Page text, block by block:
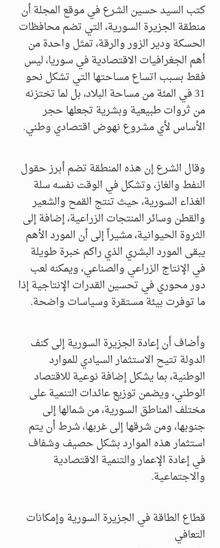
كتب السيد حسين الشرع في موقع المجلة أن
منطقة الجزيرة السورية، التي تضم محافظات
الحسكة ودير الزور والرقة، تمثل واحدة من
أهم الجغرافيات الاقتصادية في سوريا، ليس
فقط بسبب اتساع مساحتها التي تشكل نحو
31 في المئة من مساحة البلاد، بل لما تختزنه
من ثروات طبيعية وبشرية تجعلها حجر
الأساس لأي مشروع نهوض اقتصادي وطني.
وقال الشرع إن هذه المنطقة تضم أبرز حقول
النفط والغاز، وتشكل في الوقت نفسه سلة
الغذاء السورية، حيث تنتج القمح والشعير
والقطن وسائر المنتجات الزراعية، إضافة إلى
الثروة الحيوانية، مشيراً إلى أن المورد الأهم
يبقى المورد البشري الذي راكم خبرة طويلة
في الإنتاج الزراعي والصناعي، ويمكنه لعب
دور محوري في تحسين القدرات الإنتاجية إذا
ما توفرت بيئة مستقرة وسياسات واضحة.
وأضاف أن إعادة الجزيرة السورية إلى كنف
الدولة تتيح الاستثمار السيادي للموارد
الوطنية، بما يشكل إضافة نوعية للاقتصاد
الوطني، ويضمن توزيع عائدات التنمية على
مختلف المناطق السورية، من شمالها إلى
جنوبها، ومن شرقها إلى غربها، شرط أن يتم
استثمار هذه الموارد بشكل حصيف وشفاف
في إعادة الإعمار والتنمية الاقتصادية
والاجتماعية.
قطاع الطاقة في الجزيرة السورية وإمكانات
التعافي